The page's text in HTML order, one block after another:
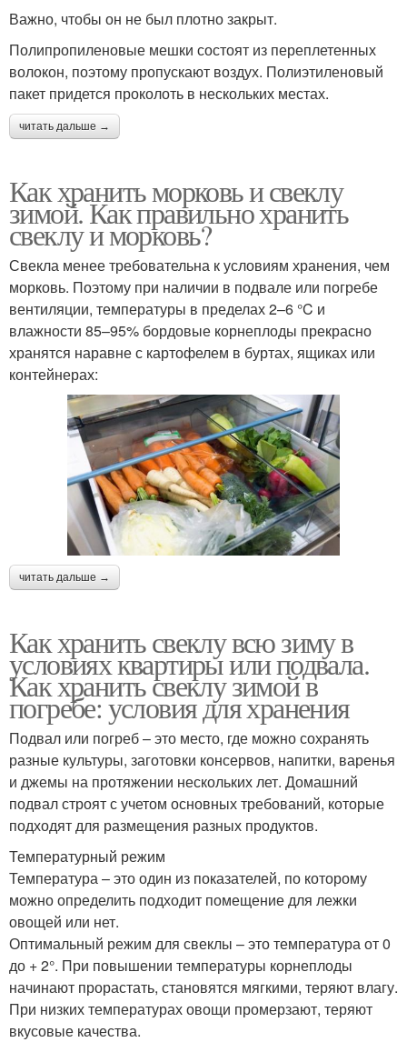
Важно, чтобы он не был плотно закрыт.
Полипропиленовые мешки состоят из переплетенных
волокон, поэтому пропускают воздух. Полиэтиленовый
пакет придется проколоть в нескольких местах.
читать дальше →
Как хранить морковь и свеклу
зимой. Как правильно хранить
свеклу и морковь?
Свекла менее требовательна к условиям хранения, чем
морковь. Поэтому при наличии в подвале или погребе
вентиляции, температуры в пределах 2–6 °C и
влажности 85–95% бордовые корнеплоды прекрасно
хранятся наравне с картофелем в буртах, ящиках или
контейнерах:
читать дальше →
Как хранить свеклу всю зиму в
условиях квартиры или подвала.
Как хранить свеклу зимой в
погребе: условия для хранения
Подвал или погреб – это место, где можно сохранять
разные культуры, заготовки консервов, напитки, варенья
и джемы на протяжении нескольких лет. Домашний
подвал строят с учетом основных требований, которые
подходят для размещения разных продуктов.
Температурный режим
Температура – это один из показателей, по которому
можно определить подходит помещение для лежки
овощей или нет.
Оптимальный режим для свеклы – это температура от 0
до + 2°. При повышении температуры корнеплоды
начинают прорастать, становятся мягкими, теряют влагу.
При низких температурах овощи промерзают, теряют
вкусовые качества.